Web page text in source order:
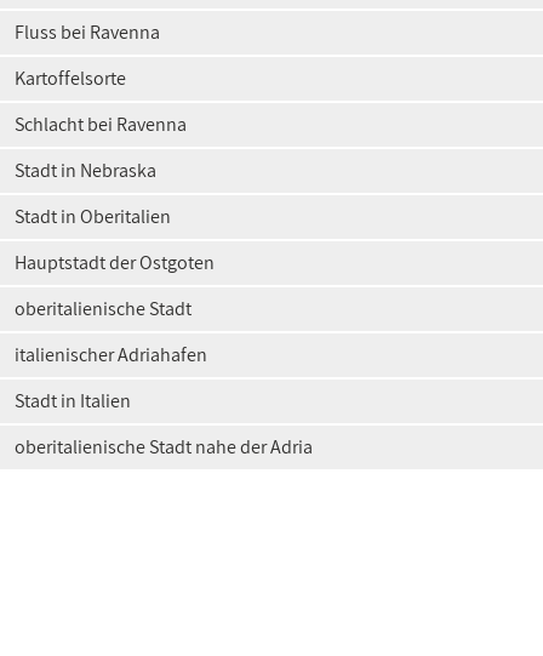
Fluss bei Ravenna
Kartoffelsorte
Schlacht bei Ravenna
Stadt in Nebraska
Stadt in Oberitalien
Hauptstadt der Ostgoten
oberitalienische Stadt
italienischer Adriahafen
Stadt in Italien
oberitalienische Stadt nahe der Adria